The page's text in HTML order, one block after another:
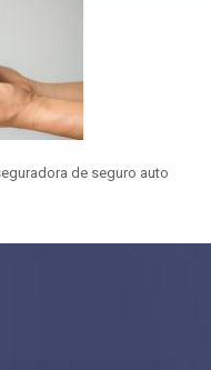
de seguro auto